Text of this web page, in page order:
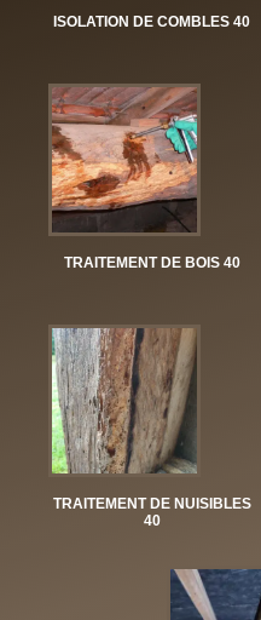
ISOLATION DE COMBLES 40
TRAITEMENT DE BOIS 40
TRAITEMENT DE NUISIBLES
40